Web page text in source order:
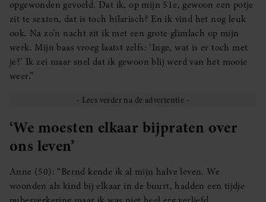
opgewonden gevoeld. Dat ik, op mijn 51e, gewoon een potje
zit te sexten, dat is toch hilarisch? En ik vind het nog leuk
ook. Na zo’n nacht zit ik met een grote glimlach op mijn
werk. Mijn baas vroeg laatst zelfs: ‘Inge, wat is er toch met
je?’ Ik zei maar snel dat ik gewoon blij werd van het mooie
weer.”
‘We moesten elkaar bijpraten over
ons leven’
Anne (50): “Bernd kende ik al mijn halve leven. We
woonden als kind bij elkaar in de buurt, hadden een tijdje